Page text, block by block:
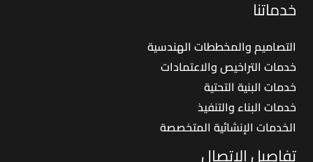
خدماتنا
التصاميم والمخططات الهندسية
خدمات التراخيص والاعتمادات
خدمات البنية التحتية
خدمات البناء والتنفيذ
الخدمات الإنشائية المتخصصة
تفاصيل الاتصال